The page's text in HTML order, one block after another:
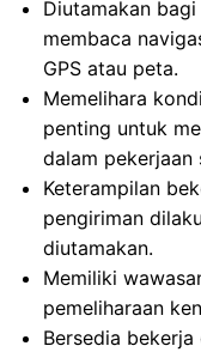
Diutamakan
membaca
GPS atau peta.
Memelihara
penting untuk
dalam pekerjaan
Keterampilan
pengiriman
diutamakan.
Memiliki
pemeliharaan
Bersedia